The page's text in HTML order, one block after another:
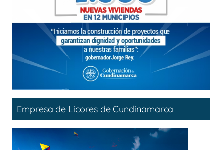
Empresa de Licores de Cundinamarca